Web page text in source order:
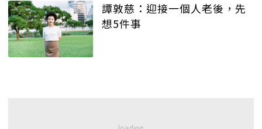
譚敦慈：迎接一個人老後，先
想5件事